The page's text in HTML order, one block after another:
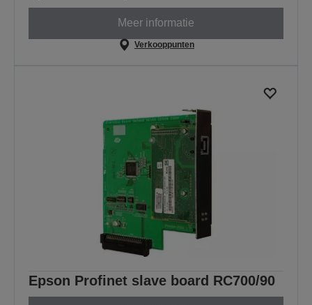
Meer informatie
Verkooppunten
Epson Profinet slave board RC700/90